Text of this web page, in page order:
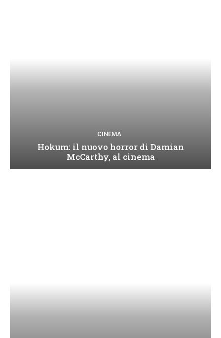
CINEMA
Hokum: il nuovo horror di Damian
McCarthy, al cinema